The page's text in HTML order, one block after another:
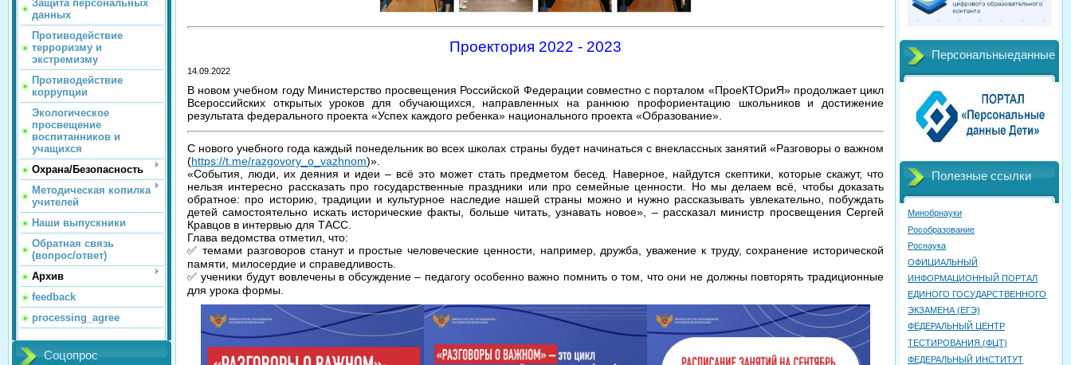
Защита персональных
данных
Противодействие
терроризму и
экстремизму
Противодействие
коррупции
Экологическое
просвещение
воспитанников и
учащихся
Охрана/Безопасность
Методическая копилка
учителей
Наши выпускники
Обратная связь
(вопрос/ответ)
Архив
feedback
processing_agree
Соцопрос
Проектория 2022 - 2023
14.09.2022
В новом учебном году Министерство просвещения Российской Федерации совместно с порталом «ПроеКТОриЯ» продолжает цикл
Всероссийских открытых уроков для обучающихся, направленных на раннюю профориентацию школьников и достижение
результата федерального проекта «Успех каждого ребенка» национального проекта «Образование».
С нового учебного года каждый понедельник во всех школах страны будет начинаться с внеклассных занятий «Разговоры о важном
(https://t.me/razgovory_o_vazhnom)».
«События, люди, их деяния и идеи – всё это может стать предметом бесед. Наверное, найдутся скептики, которые скажут, что
нельзя интересно рассказать про государственные праздники или про семейные ценности. Но мы делаем всё, чтобы доказать
обратное: про историю, традиции и культурное наследие нашей страны можно и нужно рассказывать увлекательно, побуждать
детей самостоятельно искать исторические факты, больше читать, узнавать новое», – рассказал министр просвещения Сергей
Кравцов в интервью для ТАСС.
Глава ведомства отметил, что:
✅ темами разговоров станут и простые человеческие ценности, например, дружба, уважение к труду, сохранение исторической
памяти, милосердие и справедливость.
✅ ученики будут вовлечены в обсуждение – педагогу особенно важно помнить о том, что они не должны повторять традиционные
для урока формы.
Персональныеданные
Полезные ссылки
Минобрнауки
Рособразование
Роснаука
ОФИЦИАЛЬНЫЙ
ИНФОРМАЦИОННЫЙ ПОРТАЛ
ЕДИНОГО ГОСУДАРСТВЕННОГО
ЭКЗАМЕНА (ЕГЭ)
ФЕДЕРАЛЬНЫЙ ЦЕНТР
ТЕСТИРОВАНИЯ (ФЦТ)
ФЕДЕРАЛЬНЫЙ ИНСТИТУТ